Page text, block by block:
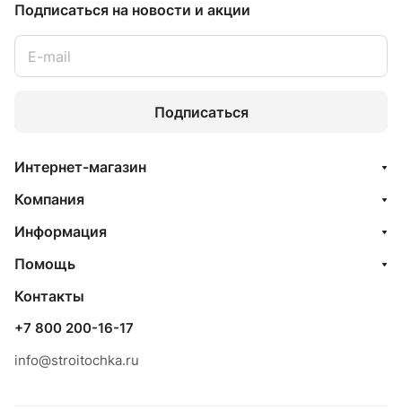
Подписаться на новости и акции
Подписаться
Интернет-магазин
Компания
Информация
Помощь
Контакты
+7 800 200-16-17
info@stroitochka.ru